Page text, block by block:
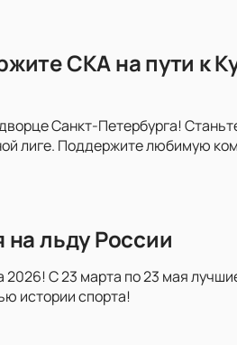
СКА на пути к
Санкт-Петербурга!
лиге. Поддержите любимую
льду России
2026! С 23 марта по 23 мая
истории спорта!